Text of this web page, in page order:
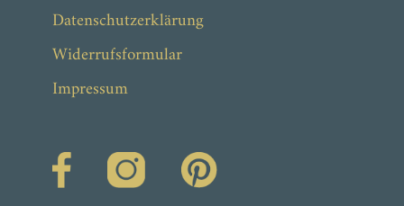
Datenschutzerklärung
Widerrufsformular
Impressum